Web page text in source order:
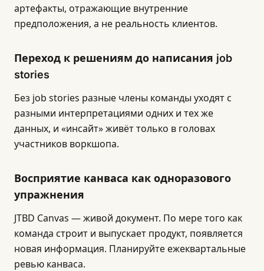
артефакты, отражающие внутренние
предположения, а не реальность клиентов.
Переход к решениям до написания job
stories
Без job stories разные члены команды уходят с
разными интерпретациями одних и тех же
данных, и «инсайт» живёт только в головах
участников воркшопа.
Восприятие канваса как одноразового
упражнения
JTBD Canvas — живой документ. По мере того как
команда строит и выпускает продукт, появляется
новая информация. Планируйте ежеквартальные
ревью канваса.